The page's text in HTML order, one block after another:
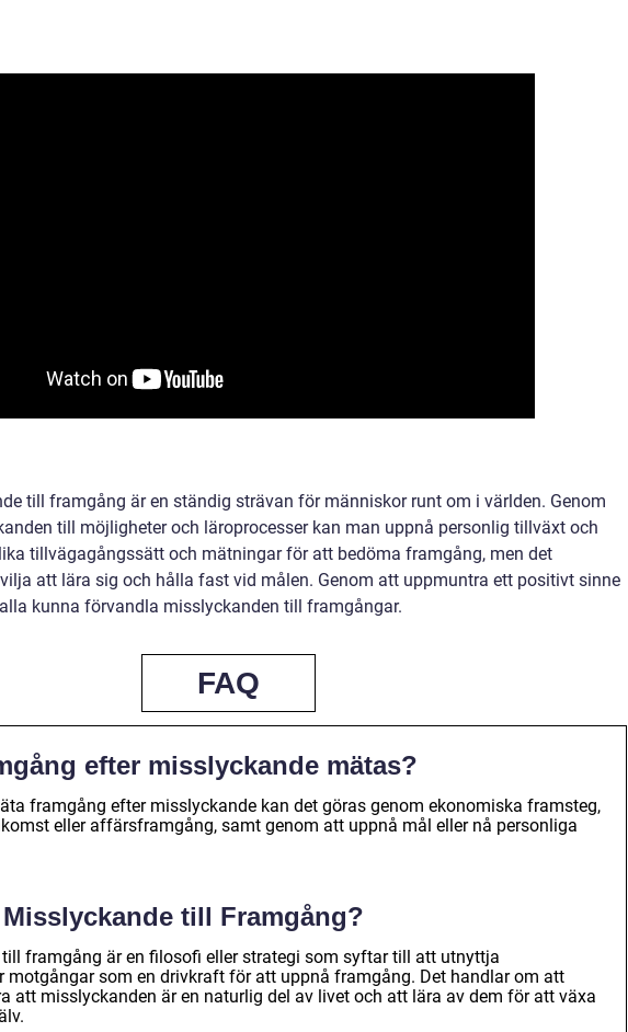
till framgång är en ständig strävan för människor runt om i världen. Genom
till möjligheter och läroprocesser kan man uppnå personlig tillväxt och
tillvägagångssätt och mätningar för att bedöma framgång, men det
att lära sig och hålla fast vid målen. Genom att uppmuntra ett positivt sinne
kunna förvandla misslyckanden till framgångar.
FAQ
efter misslyckande mätas?
framgång efter misslyckande kan det göras genom ekonomiska framsteg,
eller affärsframgång, samt genom att uppnå mål eller nå personliga
till Framgång?
framgång är en filosofi eller strategi som syftar till att utnyttja
motgångar som en drivkraft för att uppnå framgång. Det handlar om att
att misslyckanden är en naturlig del av livet och att lära av dem för att växa